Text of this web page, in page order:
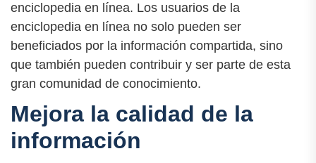
enciclopedia en línea. Los usuarios de la
enciclopedia en línea no solo pueden ser
beneficiados por la información compartida, sino
que también pueden contribuir y ser parte de esta
gran comunidad de conocimiento.
Mejora la calidad de la
información